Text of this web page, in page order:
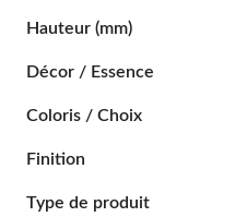
Hauteur (mm)
Décor / Essence
Coloris / Choix
Finition
Type de produit